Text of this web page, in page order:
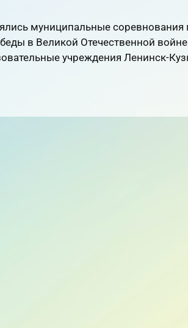
муниципальные соревнования
в Великой Отечественной
учреждения Ленинск-